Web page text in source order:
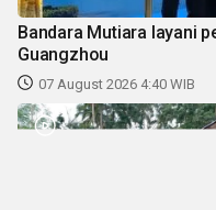
Bandara Mutiara layani
Guangzhou
07 August 2026 4:40 WIB